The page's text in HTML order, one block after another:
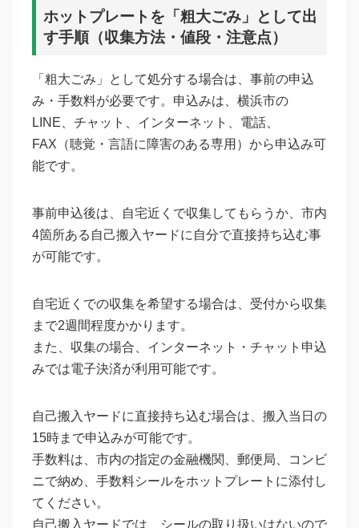
ホットプレートを「粗大ごみ」として出
す手順（収集方法・値段・注意点）
「粗大ごみ」として処分する場合は、事前の申込
み・手数料が必要です。申込みは、横浜市の
LINE、チャット、インターネット、電話、
FAX（聴覚・言語に障害のある専用）から申込み可
能です。
事前申込後は、自宅近くで収集してもらうか、市内
4箇所ある自己搬入ヤードに自分で直接持ち込む事
が可能です。
自宅近くでの収集を希望する場合は、受付から収集
まで2週間程度かかります。
また、収集の場合、インターネット・チャット申込
みでは電子決済が利用可能です。
自己搬入ヤードに直接持ち込む場合は、搬入当日の
15時まで申込みが可能です。
手数料は、市内の指定の金融機関、郵便局、コンビ
ニで納め、手数料シールをホットプレートに添付し
てください。
自己搬入ヤードでは、シールの取り扱いはないので